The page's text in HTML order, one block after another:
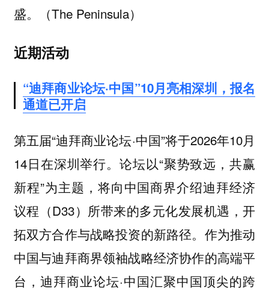
盛。（The Peninsula）
近期活动
“迪拜商业论坛·中国”10月亮相深圳，报名
通道已开启
第五届“迪拜商业论坛·中国”将于2026年10月
14日在深圳举行。论坛以“聚势致远，共赢
新程”为主题，将向中国商界介绍迪拜经济
议程（D33）所带来的多元化发展机遇，开
拓双方合作与战略投资的新路径。作为推动
中国与迪拜商界领袖战略经济协作的高端平
台，迪拜商业论坛·中国汇聚中国顶尖的跨